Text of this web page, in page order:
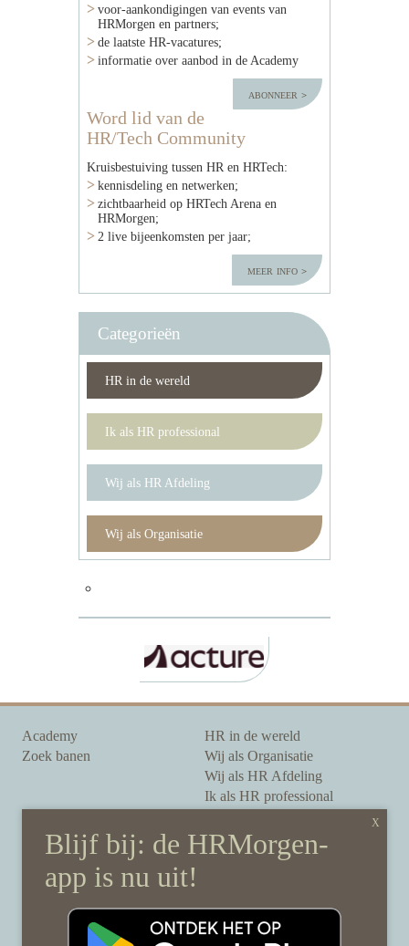
voor-aankondigingen van events van
HRMorgen en partners;
de laatste HR-vacatures;
informatie over aanbod in de Academy
abonneer
Word lid van de
HR/Tech Community
Kruisbestuiving tussen HR en HRTech:
kennisdeling en netwerken;
zichtbaarheid op HRTech Arena en
HRMorgen;
2 live bijeenkomsten per jaar;
meer info
Categorieën
HR in de wereld
Ik als HR professional
Wij als HR Afdeling
Wij als Organisatie
Academy
Zoek banen
HR in de wereld
Wij als Organisatie
Wij als HR Afdeling
Ik als HR professional
Onze auteurs
Onze partners
Sponsoring
Over HRMorgen
Disclaimer & gedragscode